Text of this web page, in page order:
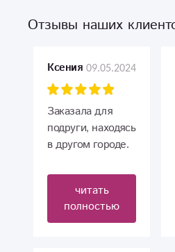
Отзывы наших
Ксения 09.05.2024
Заказала для
подруги, находясь
в другом городе.
высшем уровне.
Получатель
осталась очень
довольна))
читать
полностью